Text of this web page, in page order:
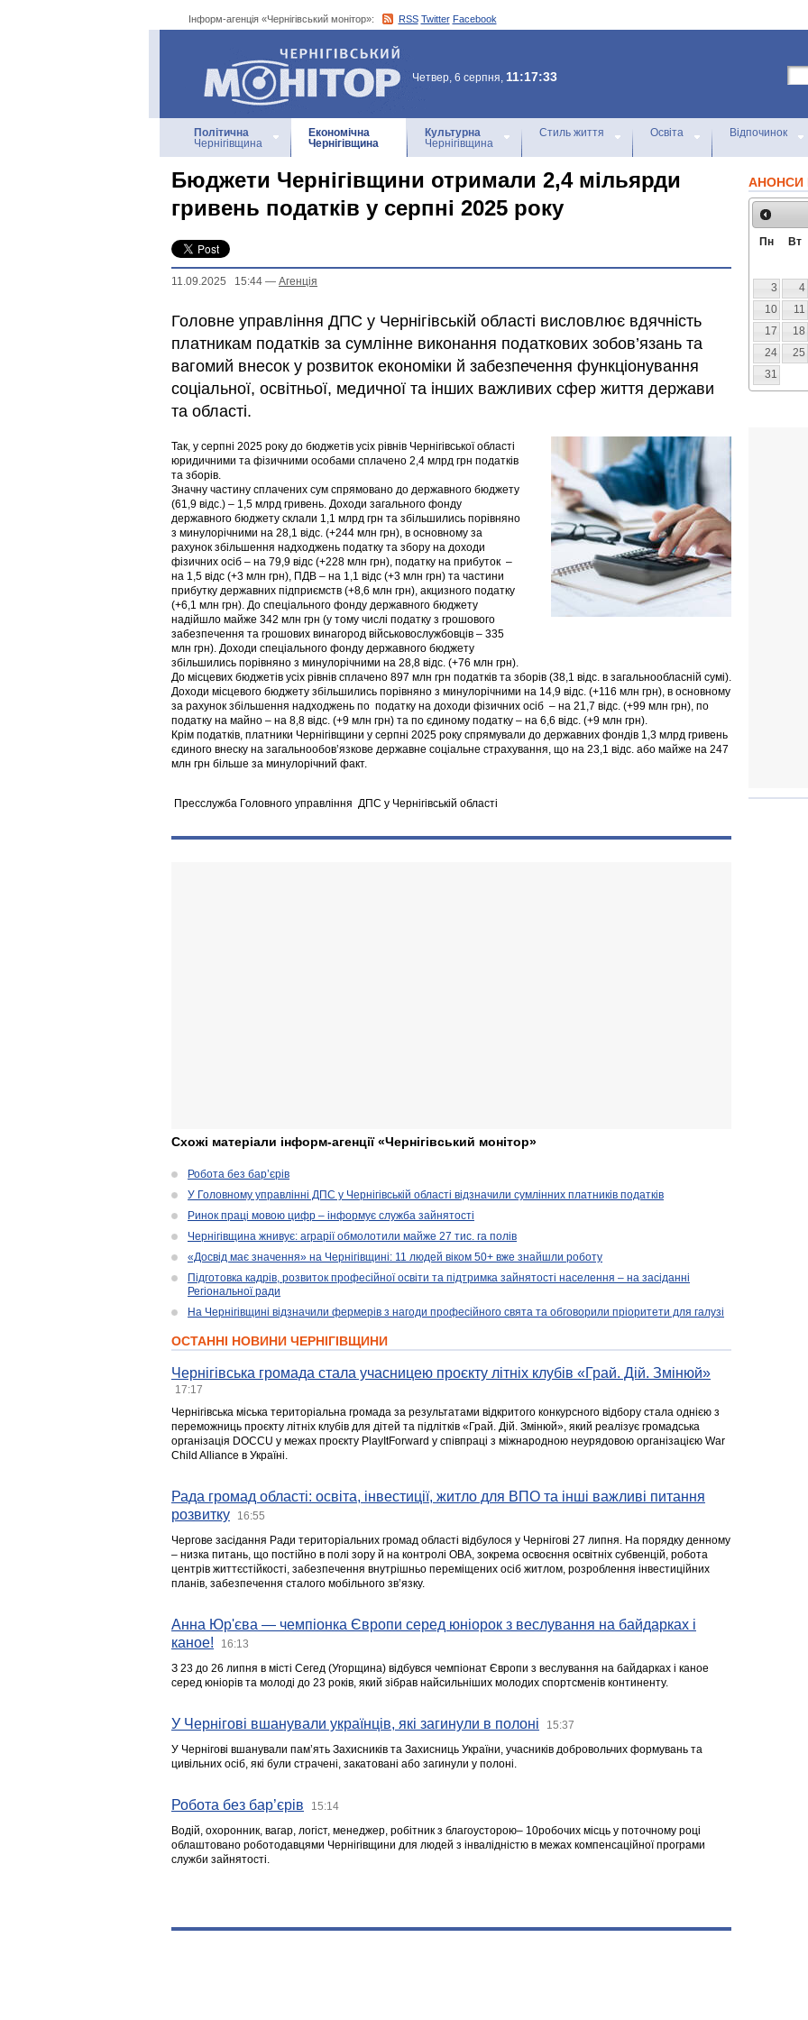
Інформ-агенція «Чернігівський монітор»: RSS Twitter Facebook
Інформ-агенція
«Чернігівський монітор»
Четвер, 6 серпня, 11:17:33
Політична
Чернігівщина
Економічна
Чернігівщина
Культурна
Чернігівщина
Стиль життя Освіта Відпочинок
Бюджети Чернігівщини отримали 2,4 мільярди
гривень податків у серпні 2025 року
11.09.2025 15:44 — Агенцiя
Головне управління ДПС у Чернігівській області висловлює вдячність
платникам податків за сумлінне виконання податкових зобов’язань та
вагомий внесок у розвиток економіки й забезпечення функціонування
соціальної, освітньої, медичної та інших важливих сфер життя держави
та області.
Так, у серпні 2025 року до бюджетів усіх рівнів Чернігівської області
юридичними та фізичними особами сплачено 2,4 млрд грн податків
та зборів.
Значну частину сплачених сум спрямовано до державного бюджету
(61,9 відс.) – 1,5 млрд гривень. Доходи загального фонду
державного бюджету склали 1,1 млрд грн та збільшились порівняно
з минулорічними на 28,1 відс. (+244 млн грн), в основному за
рахунок збільшення надходжень податку та збору на доходи
фізичних осіб – на 79,9 відс (+228 млн грн), податку на прибуток –
на 1,5 відс (+3 млн грн), ПДВ – на 1,1 відс (+3 млн грн) та частини
прибутку державних підприємств (+8,6 млн грн), акцизного податку
(+6,1 млн грн). До спеціального фонду державного бюджету
надійшло майже 342 млн грн (у тому числі податку з грошового
забезпечення та грошових винагород військовослужбовців – 335
млн грн). Доходи спеціального фонду державного бюджету
збільшились порівняно з минулорічними на 28,8 відс. (+76 млн грн).
До місцевих бюджетів усіх рівнів сплачено 897 млн грн податків та зборів (38,1 відс. в загальнообласній сумі).
Доходи місцевого бюджету збільшились порівняно з минулорічними на 14,9 відс. (+116 млн грн), в основному
за рахунок збільшення надходжень по податку на доходи фізичних осіб – на 21,7 відс. (+99 млн грн), по
податку на майно – на 8,8 відс. (+9 млн грн) та по єдиному податку – на 6,6 відс. (+9 млн грн).
Крім податків, платники Чернігівщини у серпні 2025 року спрямували до державних фондів 1,3 млрд гривень
єдиного внеску на загальнообов’язкове державне соціальне страхування, що на 23,1 відс. або майже на 247
млн грн більше за минулорічний факт.
Пресслужба Головного управління ДПС у Чернігівській області
Схожі матеріали інформ-агенції «Чернігівський монітор»
Робота без бар’єрів
У Головному управлінні ДПС у Чернігівській області відзначили сумлінних платників податків
Ринок праці мовою цифр – інформує служба зайнятості
Чернігівщина жнивує: аграрії обмолотили майже 27 тис. га полів
«Досвід має значення» на Чернігівщині: 11 людей віком 50+ вже знайшли роботу
Підготовка кадрів, розвиток професійної освіти та підтримка зайнятості населення – на засіданні
Регіональної ради
На Чернігівщині відзначили фермерів з нагоди професійного свята та обговорили пріоритети для галузі
ОСТАННІ НОВИНИ ЧЕРНІГІВЩИНИ
Чернігівська громада стала учасницею проєкту літніх клубів «Грай. Дій. Змінюй»
17:17
Чернігівська міська територіальна громада за результатами відкритого конкурсного відбору стала однією з
переможниць проєкту літніх клубів для дітей та підлітків «Грай. Дій. Змінюй», який реалізує громадська
організація DOCCU у межах проєкту PlayItForward у співпраці з міжнародною неурядовою організацією War
Child Alliance в Україні.
Рада громад області: освіта, інвестиції, житло для ВПО та інші важливі питання
розвитку
16:55
Чергове засідання Ради територіальних громад області відбулося у Чернігові 27 липня. На порядку денному
– низка питань, що постійно в полі зору й на контролі ОВА, зокрема освоєння освітніх субвенцій, робота
центрів життєстійкості, забезпечення внутрішньо переміщених осіб житлом, розроблення інвестиційних
планів, забезпечення сталого мобільного зв’язку.
Анна Юр'єва — чемпіонка Європи серед юніорок з веслування на байдарках і
каное!
16:13
З 23 до 26 липня в місті Сегед (Угорщина) відбувся чемпіонат Європи з веслування на байдарках і каное
серед юніорів та молоді до 23 років, який зібрав найсильніших молодих спортсменів континенту.
У Чернігові вшанували українців, які загинули в полоні 15:37
У Чернігові вшанували пам’ять Захисників та Захисниць України, учасників добровольчих формувань та
цивільних осіб, які були страчені, закатовані або загинули у полоні.
Робота без бар’єрів 15:14
Водій, охоронник, вагар, логіст, менеджер, робітник з благоусторою– 10робочих місць у поточному році
облаштовано роботодавцями Чернігівщини для людей з інвалідністю в межах компенсаційної програми
служби зайнятості.
АНОНСИ
Пн Вт
3
4
10
11
17
18
24
25
31